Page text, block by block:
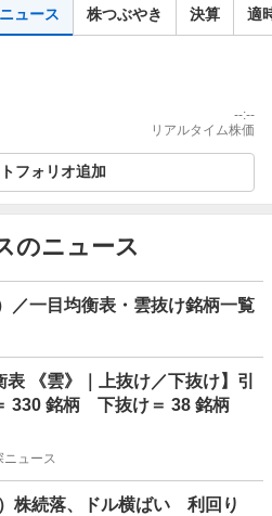
ニュース 株つぶやき 決算 適
--:--
リアルタイム株価
フォリオ追加
のニュース
／一目均衡表・雲抜け銘柄一覧
表 《雲》｜上抜け／下抜け】引
330 銘柄 下抜け＝ 38 銘柄
ニュース
株続落、ドル横ばい 利回り